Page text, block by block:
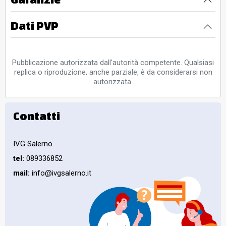
Dati PVP
Pubblicazione autorizzata dall'autorità competente. Qualsiasi
replica o riproduzione, anche parziale, è da considerarsi non
autorizzata.
Contatti
IVG Salerno
tel: 089336852
mail: info@ivgsalerno.it